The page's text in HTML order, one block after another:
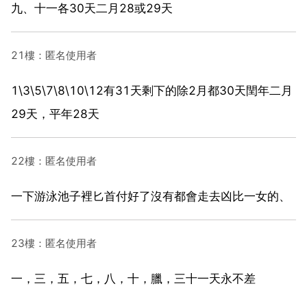
九、十一各30天二月28或29天
21樓：匿名使用者
1\3\5\7\8\10\12有31天剩下的除2月都30天閏年二月
29天，平年28天
22樓：匿名使用者
一下游泳池子裡匕首付好了沒有都會走去凶比一女的、
23樓：匿名使用者
一，三，五，七，八，十，臘，三十一天永不差